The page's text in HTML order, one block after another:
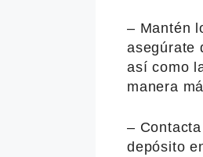
– Mantén
asegúrate
así como
manera
–
depósito